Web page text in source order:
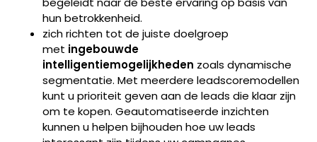
hun betrokkenheid.
zich richten tot de juiste doelgroep
met ingebouwde
intelligentiemogelijkheden zoals dynamische
segmentatie. Met meerdere leadscoremodellen
kunt u prioriteit geven aan de leads die klaar zijn
om te kopen. Geautomatiseerde inzichten
kunnen u helpen bijhouden hoe uw leads